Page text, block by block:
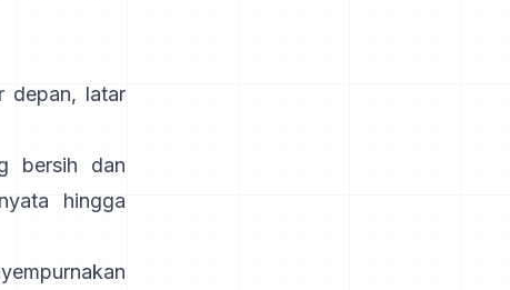
depan, latar
bersih dan
hingga